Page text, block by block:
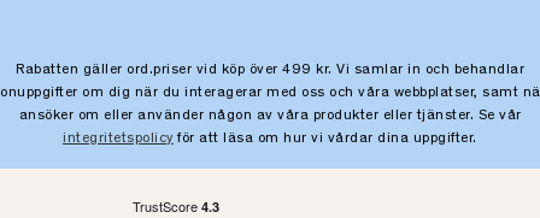
Rabatten gäller ord.priser vid köp över 499 kr. Vi samlar in och behandlar
om dig när du interagerar med oss och våra webbplatser, samt
ansöker om eller använder någon av våra produkter eller tjänster. Se vår
integritetspolicy för att läsa om hur vi vårdar dina uppgifter.